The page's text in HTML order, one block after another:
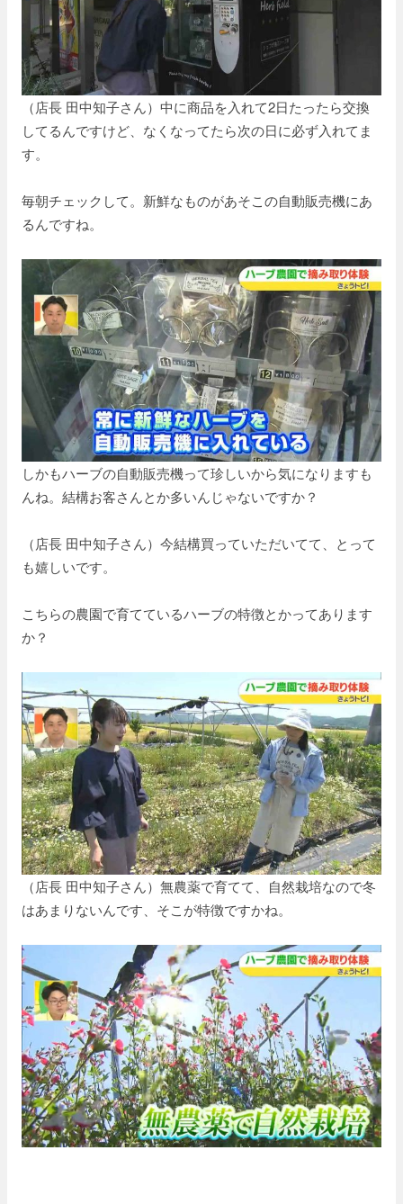
（店長 田中知子さん）中に商品を入れて2日たったら交換
してるんですけど、なくなってたら次の日に必ず入れてま
す。
毎朝チェックして。新鮮なものがあそこの自動販売機にあ
るんですね。
しかもハーブの自動販売機って珍しいから気になりますも
んね。結構お客さんとか多いんじゃないですか？
（店長 田中知子さん）今結構買っていただいてて、とって
も嬉しいです。
こちらの農園で育てているハーブの特徴とかってあります
か？
（店長 田中知子さん）無農薬で育てて、自然栽培なので冬
はあまりないんです、そこが特徴ですかね。